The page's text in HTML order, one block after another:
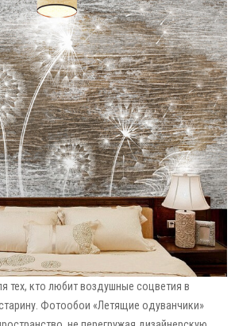
тех, кто любит воздушные соцветия в
Фотообои «Летящие одуванчики»